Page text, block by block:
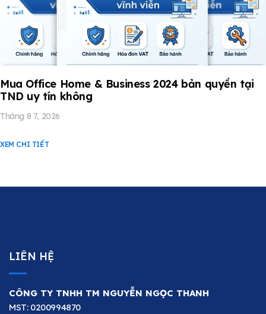
Mua Office Home & Business 2024 bản quyền tại
TND uy tín không
Tháng 8 7, 2026
XEM CHI TIẾT
LIÊN HỆ
CÔNG TY TNHH TM NGUYỄN NGỌC THANH
MST: 0200994870